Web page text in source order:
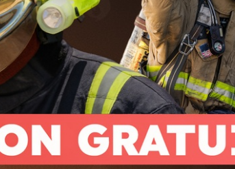
OGURA
sur batterie OGURA
puissance sans équivalent, cet équipement léger
d'un groupe électro hydraulique de trois ou
par batteries rechargeables en 20 minutes se
traditionnels lourds et dépendants d’un véhicule
poids/puissance exceptionnel très apprécié par
depuis de nombreuses années.
VOIR LA DOCUMENTATION